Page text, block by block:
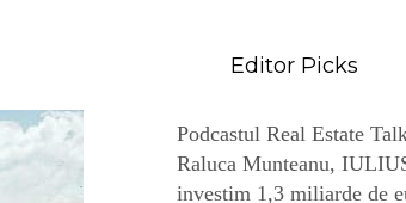
Editor Picks
Podcastul Real Estate
Raluca Munteanu,
investim 1,3 miliarde de